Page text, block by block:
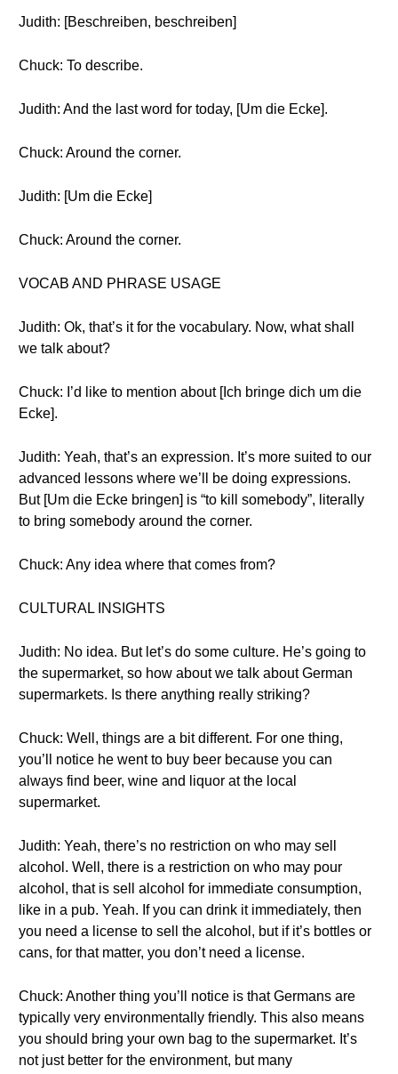
Judith: [Beschreiben, beschreiben]
Chuck: To describe.
Judith: And the last word for today, [Um die Ecke].
Chuck: Around the corner.
Judith: [Um die Ecke]
Chuck: Around the corner.
VOCAB AND PHRASE USAGE
Judith: Ok, that’s it for the vocabulary. Now, what shall
we talk about?
Chuck: I’d like to mention about [Ich bringe dich um die
Ecke].
Judith: Yeah, that’s an expression. It’s more suited to our
advanced lessons where we’ll be doing expressions.
But [Um die Ecke bringen] is “to kill somebody”, literally
to bring somebody around the corner.
Chuck: Any idea where that comes from?
CULTURAL INSIGHTS
Judith: No idea. But let’s do some culture. He’s going to
the supermarket, so how about we talk about German
supermarkets. Is there anything really striking?
Chuck: Well, things are a bit different. For one thing,
you’ll notice he went to buy beer because you can
always find beer, wine and liquor at the local
supermarket.
Judith: Yeah, there’s no restriction on who may sell
alcohol. Well, there is a restriction on who may pour
alcohol, that is sell alcohol for immediate consumption,
like in a pub. Yeah. If you can drink it immediately, then
you need a license to sell the alcohol, but if it’s bottles or
cans, for that matter, you don’t need a license.
Chuck: Another thing you’ll notice is that Germans are
typically very environmentally friendly. This also means
you should bring your own bag to the supermarket. It’s
not just better for the environment, but many